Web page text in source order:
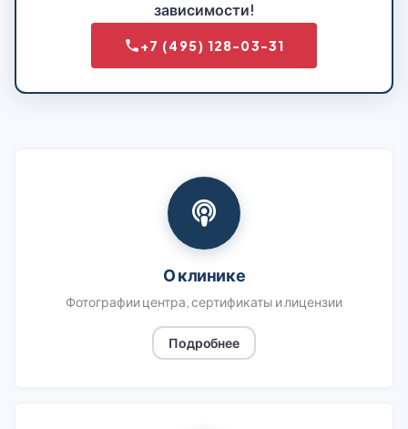
зависимости!
+7 (495) 128-03-31
О клинике
Фотографии центра, сертификаты и лицензии
Подробнее